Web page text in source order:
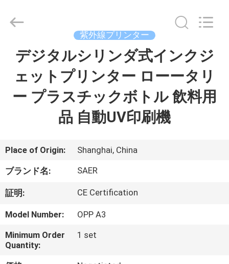
ム
品
ビ
デ
オ
2015
Digital
Supplier
紫外線プリンター
デジタルシリンダ式インクジ
ェットプリンター ローータリ
ー プラスチックボトル 飲料用
品 自動UV印刷機
Place of Origin: Shanghai, China
ブランド名: SAER
証明: CE Certification
Model Number:
OPP A3
Minimum Order
Quantity:
1 set